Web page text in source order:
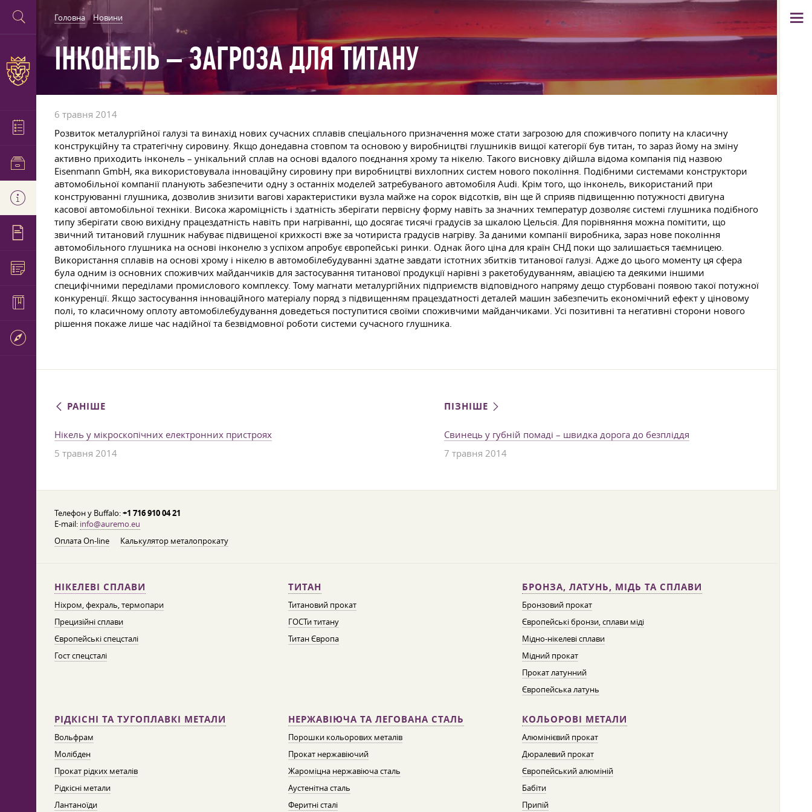
Головна Новини
ІНКОНЕЛЬ – ЗАГРОЗА ДЛЯ ТИТАНУ
6 травня 2014
Розвиток металургійної галузі та винахід нових сучасних сплавів спеціального призначення може стати загрозою для споживчого попиту на класичну
конструкційну та стратегічну сировину. Якщо донедавна стовпом та основою у виробництві глушників вищої категорії був титан, то зараз йому на зміну
активно приходить інконель – унікальний сплав на основі вдалого поєднання хрому та нікелю. Такого висновку дійшла відома компанія під назвою
Eisenmann GmbH, яка використовувала інноваційну сировину при виробництві вихлопних систем нового покоління. Подібними системами конструктори
автомобільної компанії планують забезпечити одну з останніх моделей затребуваного автомобіля Audi. Крім того, що інконель, використаний при
конструюванні глушника, дозволив знизити вагові характеристики вузла майже на сорок відсотків, він ще й сприяв підвищенню потужності двигуна
касової автомобільної техніки. Висока жароміцність і здатність зберігати первісну форму навіть за значних температур дозволяє системі глушника подібного
типу зберігати свою вихідну працездатність навіть при нагріванні, що досягає тисячі градусів за шкалою Цельсія. Для порівняння можна помітити, що
звичний титановий глушник набуває підвищеної крихкості вже за чотириста градусів нагріву. За даними компанії виробника, зараз нове покоління
автомобільного глушника на основі інконелю з успіхом апробує європейські ринки. Однак його ціна для країн СНД поки що залишається таємницею.
Використання сплавів на основі хрому і нікелю в автомобілебудуванні здатне завдати істотних збитків титанової галузі. Адже до цього моменту ця сфера
була одним із основних споживчих майданчиків для застосування титанової продукції нарівні з ракетобудуванням, авіацією та деякими іншими
специфічними переділами промислового комплексу. Тому магнати металургійних підприємств відповідного напряму дещо стурбовані появою такої потужної
конкуренції. Якщо застосування інноваційного матеріалу поряд з підвищенням працездатності деталей машин забезпечить економічний ефект у ціновому
полі, то класичному оплоту автомобілебудування доведеться поступитися своїми споживчими майданчиками. Усі позитивні та негативні сторони нового
рішення покаже лише час надійної та безвідмовної роботи системи сучасного глушника.
РАНІШЕ
Нікель у мікроскопічних електронних пристроях
5 травня 2014
ПІЗНІШЕ
Свинець у губній помаді – швидка дорога до безпліддя
7 травня 2014
Телефон у Buffalo:+1 716 910 04 21
E-mail: info@auremo.eu
Оплата On-line
Калькулятор металопрокату
НІКЕЛЕВІ СПЛАВИ
Ніхром, фехраль, термопари
Прецизійні сплави
Європейські спецсталі
Гост спецсталі
ТИТАН
Титановий прокат
ГОСТи титану
Титан Європа
БРОНЗА, ЛАТУНЬ, МІДЬ ТА СПЛАВИ
Бронзовий прокат
Європейські бронзи, сплави міді
Мідно-нікелеві сплави
Мідний прокат
Прокат латунний
Європейська латунь
РІДКІСНІ ТА ТУГОПЛАВКІ МЕТАЛИ
Вольфрам
Молібден
Прокат рідких металів
Рідкісні метали
Лантаноїди
НЕРЖАВІЮЧА ТА ЛЕГОВАНА СТАЛЬ
Порошки кольорових металів
Прокат нержавіючий
Жароміцна нержавіюча сталь
Аустенітна сталь
Феритні сталі
КОЛЬОРОВІ МЕТАЛИ
Алюмінієвий прокат
Дюралевий прокат
Європейський алюміній
Бабіти
Припій